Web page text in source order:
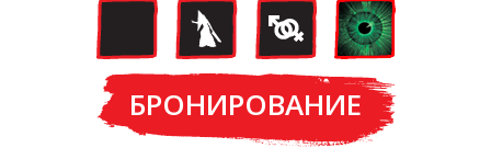
БРОНИРОВАНИЕ